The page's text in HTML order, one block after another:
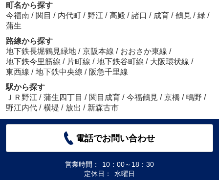
町名から探す
今福南 / 関目 / 内代町 / 野江 / 高殿 / 諸口 / 成育 / 鶴見 / 緑 /
蒲生
路線から探す
地下鉄長堀鶴見緑地 / 京阪本線 / おおさか東線 /
地下鉄今里筋線 / 片町線 / 地下鉄谷町線 / 大阪環状線 /
東西線 / 地下鉄中央線 / 阪急千里線
駅から探す
ＪＲ野江 / 蒲生四丁目 / 関目成育 / 今福鶴見 / 京橋 / 鴫野 /
野江内代 / 横堤 / 放出 / 新森古市
電話でお問い合わせ
営業時間：
10：00～18：30
定休日：
水曜日